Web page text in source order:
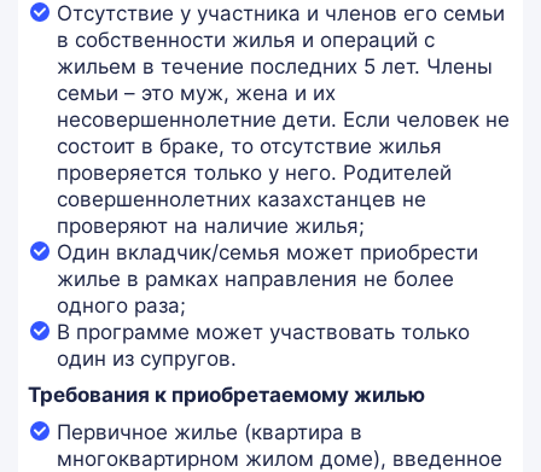
Отсутствие у участника и членов его семьи
в собственности жилья и операций с
жильем в течение последних 5 лет. Члены
семьи – это муж, жена и их
несовершеннолетние дети. Если человек не
состоит в браке, то отсутствие жилья
проверяется только у него. Родителей
совершеннолетних казахстанцев не
проверяют на наличие жилья;
Один вкладчик/семья может приобрести
жилье в рамках направления не более
одного раза;
В программе может участвовать только
один из супругов.
Требования к приобретаемому жилью
Первичное жилье (квартира в
многоквартирном жилом доме), введенное